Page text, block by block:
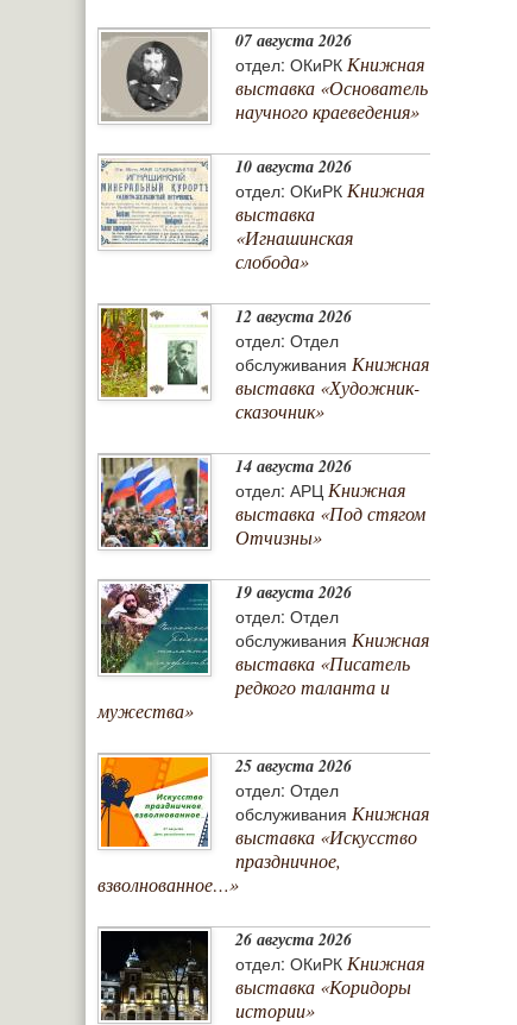
07 августа 2026
отдел: ОКиРК Книжная
выставка «Основатель
научного краеведения»
10 августа 2026
отдел: ОКиРК Книжная
выставка
«Игнашинская
слобода»
12 августа 2026
отдел: Отдел
обслуживания Книжная
выставка «Художник-
сказочник»
14 августа 2026
отдел: АРЦ Книжная
выставка «Под стягом
Отчизны»
19 августа 2026
отдел: Отдел
обслуживания Книжная
выставка «Писатель
редкого таланта и
мужества»
25 августа 2026
отдел: Отдел
обслуживания Книжная
выставка «Искусство
праздничное,
взволнованное…»
26 августа 2026
отдел: ОКиРК Книжная
выставка «Коридоры
истории»